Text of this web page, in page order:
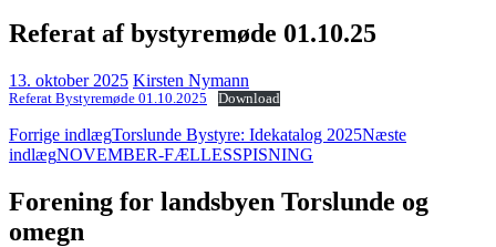
Referat af bystyremøde 01.10.25
13. oktober 2025 Kirsten Nymann
Referat Bystyremøde 01.10.2025 Download
Indlægsnavigation
Forrige indlægTorslunde Bystyre: Idekatalog 2025Næste
indlægNOVEMBER-FÆLLESSPISNING
Forening for landsbyen Torslunde og
omegn